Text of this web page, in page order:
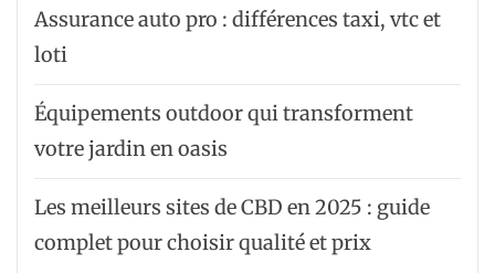
Assurance auto pro : différences taxi, vtc et
loti
Équipements outdoor qui transforment
votre jardin en oasis
Les meilleurs sites de CBD en 2025 : guide
complet pour choisir qualité et prix